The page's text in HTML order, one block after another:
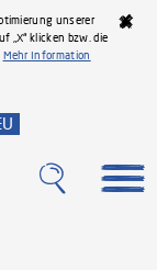
unserer
„X“ klicken bzw. die
Mehr Information